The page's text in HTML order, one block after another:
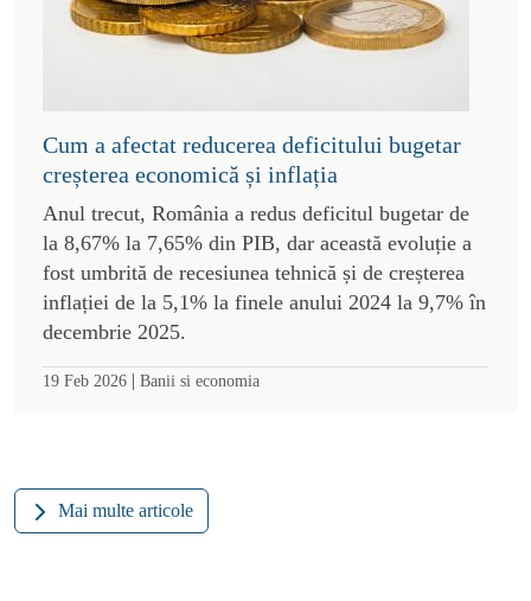
Cum a afectat reducerea deficitului bugetar
creșterea economică și inflația
Anul trecut, România a redus deficitul bugetar de
la 8,67% la 7,65% din PIB, dar această evoluție a
fost umbrită de recesiunea tehnică și de creșterea
inflației de la 5,1% la finele anului 2024 la 9,7% în
decembrie 2025.
19 Feb 2026 | Banii si economia
Mai multe articole